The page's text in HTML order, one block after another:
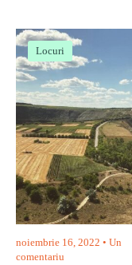
Locuri
noiembrie 16, 2022 • Un
comentariu